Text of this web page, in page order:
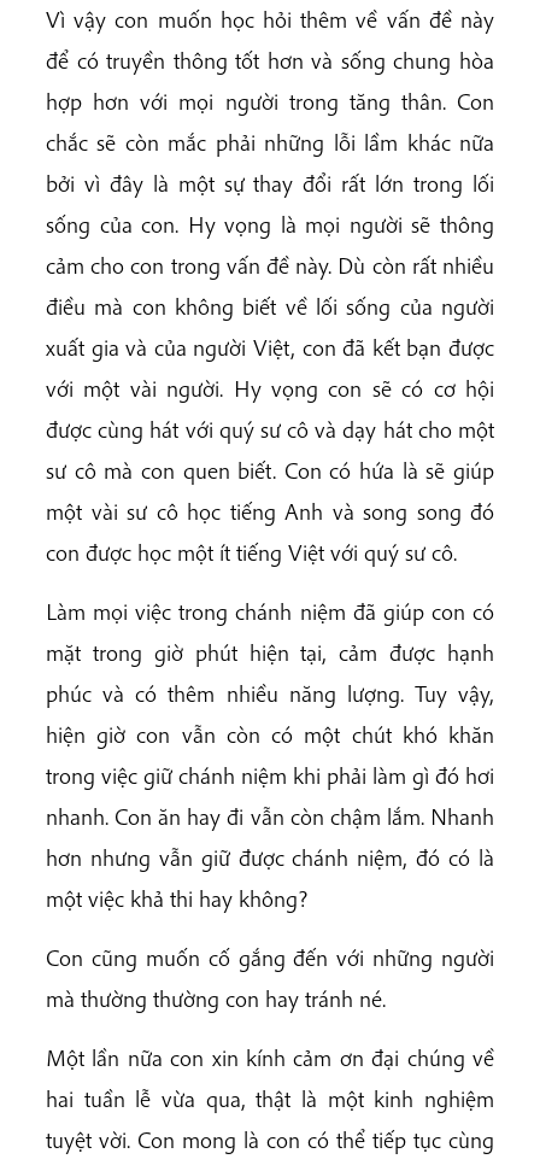
Vì vậy con muốn học hỏi thêm về vấn đề này
để có truyền thông tốt hơn và sống chung hòa
hợp hơn với mọi người trong tăng thân. Con
chắc sẽ còn mắc phải những lỗi lầm khác nữa
bởi vì đây là một sự thay đổi rất lớn trong lối
sống của con. Hy vọng là mọi người sẽ thông
cảm cho con trong vấn đề này. Dù còn rất nhiều
điều mà con không biết về lối sống của người
xuất gia và của người Việt, con đã kết bạn được
với một vài người. Hy vọng con sẽ có cơ hội
được cùng hát với quý sư cô và dạy hát cho một
sư cô mà con quen biết. Con có hứa là sẽ giúp
một vài sư cô học tiếng Anh và song song đó
con được học một ít tiếng Việt với quý sư cô.
Làm mọi việc trong chánh niệm đã giúp con có
mặt trong giờ phút hiện tại, cảm được hạnh
phúc và có thêm nhiều năng lượng. Tuy vậy,
hiện giờ con vẫn còn có một chút khó khăn
trong việc giữ chánh niệm khi phải làm gì đó hơi
nhanh. Con ăn hay đi vẫn còn chậm lắm. Nhanh
hơn nhưng vẫn giữ được chánh niệm, đó có là
một việc khả thi hay không?
Con cũng muốn cố gắng đến với những người
mà thường thường con hay tránh né.
Một lần nữa con xin kính cảm ơn đại chúng về
hai tuần lễ vừa qua, thật là một kinh nghiệm
tuyệt vời. Con mong là con có thể tiếp tục cùng